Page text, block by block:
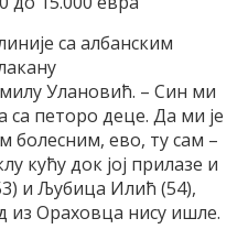
са албанским
Улановић. – Син ми
са петоро деце. Да ми је
болесним, ево, ту сам –
кућу док јој прилазе и
и Љубица Илић (54),
из Ораховца нису ишле.